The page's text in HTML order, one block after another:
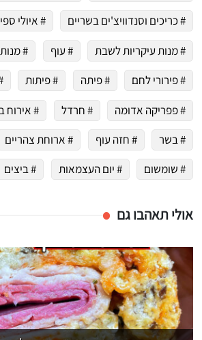
# כריכים וסנדוויצ'ים בשריים
# איולי
# מנות עיקריות לשבת
# עוף
#
# פירורי לחם
# פיתה # פיתות
# פפריקה אדומה
# חרדל
# אירוח
# בשר
# חזה עוף # ארוחת צהריים
# שומשום
# יום העצמאות # ביצים
אולי תאהבו גם